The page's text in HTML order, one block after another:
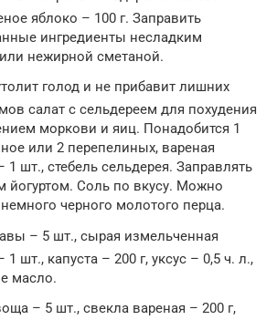
яблоко – 100 г. Заправить
ингредиенты несладким
нежирной сметаной.
голод и не прибавит лишних
салат с сельдереем для похудения
моркови и яиц. Понадобится 1
или 2 перепелиных, вареная
1 шт., стебель сельдерея. Заправлять
йогуртом. Соль по вкусу. Можно
черного молотого перца.
– 5 шт., сырая измельченная
шт., капуста – 200 г, уксус – 0,5 ч. л.,
масло.
– 5 шт., свекла вареная – 200 г,